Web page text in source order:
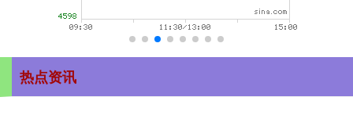
热点资讯